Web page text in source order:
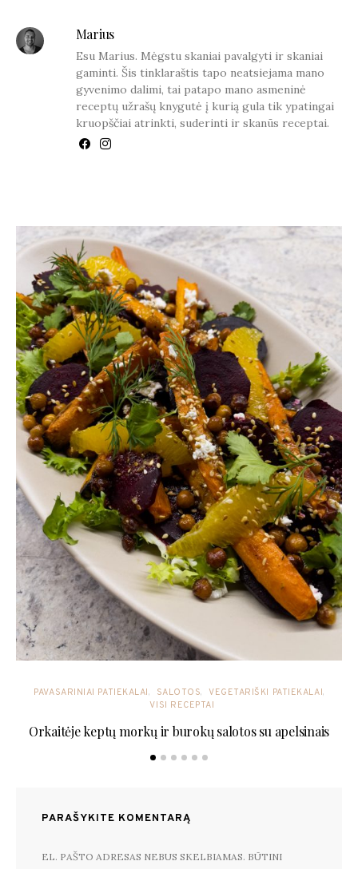
Marius
Esu Marius. Mėgstu skaniai pavalgyti ir skaniai
gaminti. Šis tinklaraštis tapo neatsiejama mano
gyvenimo dalimi, tai patapo mano asmeninė
receptų užrašų knygutė į kurią gula tik ypatingai
kruopščiai atrinkti, suderinti ir skanūs receptai.
PAVASARINIAI PATIEKALAI SALOTOS
VEGETARIŠKI PATIEKALAI
VISI RECEPTAI
Orkaitėje keptų morkų ir burokų salotos su apelsinais
PARAŠYKITE KOMENTARĄ
EL. PAŠTO ADRESAS NEBUS SKELBIAMAS. BŪTINI